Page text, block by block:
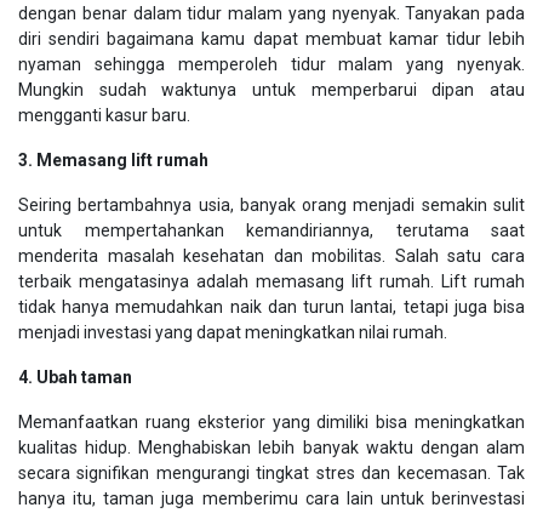
dengan benar dalam tidur malam yang nyenyak. Tanyakan pada
diri sendiri bagaimana kamu dapat membuat kamar tidur lebih
nyaman sehingga memperoleh tidur malam yang nyenyak.
Mungkin sudah waktunya untuk memperbarui dipan atau
mengganti kasur baru.
3. Memasang lift rumah
Seiring bertambahnya usia, banyak orang menjadi semakin sulit
untuk mempertahankan kemandiriannya, terutama saat
menderita masalah kesehatan dan mobilitas. Salah satu cara
terbaik mengatasinya adalah memasang lift rumah. Lift rumah
tidak hanya memudahkan naik dan turun lantai, tetapi juga bisa
menjadi investasi yang dapat meningkatkan nilai rumah.
4. Ubah taman
Memanfaatkan ruang eksterior yang dimiliki bisa meningkatkan
kualitas hidup. Menghabiskan lebih banyak waktu dengan alam
secara signifikan mengurangi tingkat stres dan kecemasan. Tak
hanya itu, taman juga memberimu cara lain untuk berinvestasi